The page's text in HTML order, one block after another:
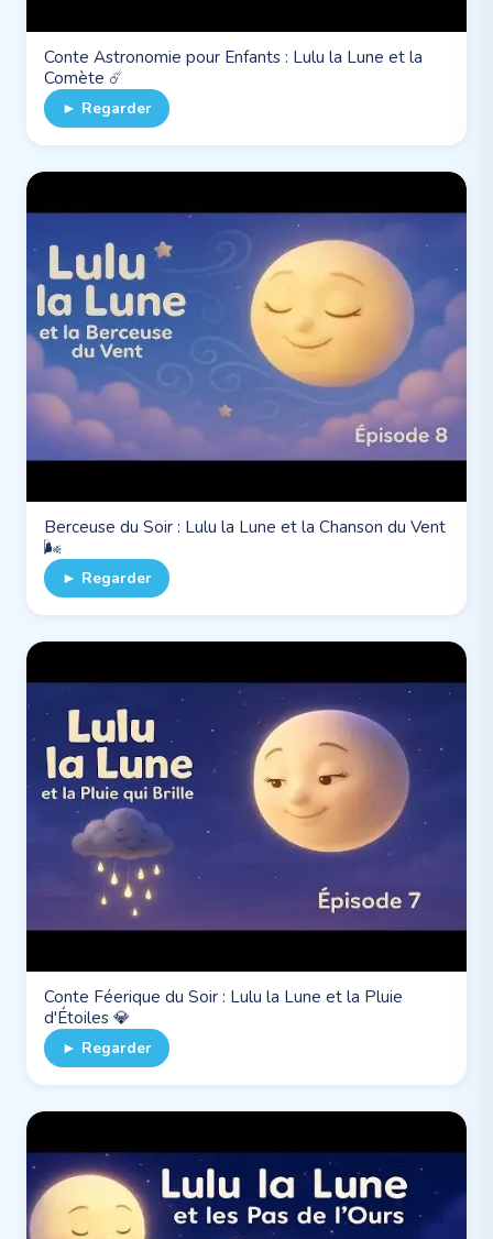
Conte Astronomie pour Enfants : Lulu la Lune et la
Comète ☄️
► Regarder
Berceuse du Soir : Lulu la Lune et la Chanson du Vent
🌬️
► Regarder
Conte Féerique du Soir : Lulu la Lune et la Pluie
d'Étoiles 💎
► Regarder